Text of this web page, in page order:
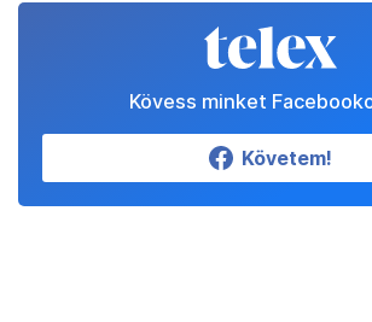
Kövess minket
Követem!